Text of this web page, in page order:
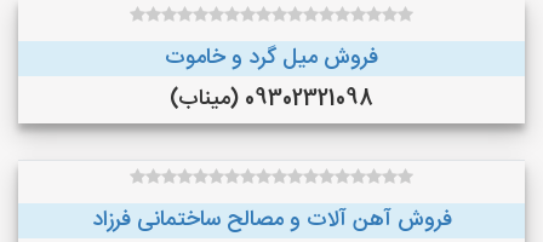
فروش میل گرد و خاموت
09302321098 (میناب)
فروش آهن آلات و مصالح ساختمانی فرزاد